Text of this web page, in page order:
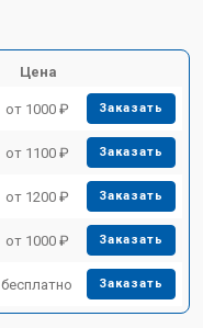
Цена
от 1000 ₽ Заказать
от 1100 ₽ Заказать
от 1200 ₽ Заказать
от 1000 ₽ Заказать
бесплатно Заказать